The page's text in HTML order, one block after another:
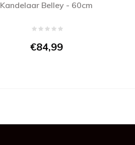
Kandelaar Belley - 60cm
€84,99